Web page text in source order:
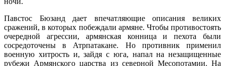
Павстос Бюзанд дает впечатляющие описания великих
сражений, в которых побеждали армяне. Чтобы противостоять
очередной агрессии, армянская конница и пехота были
сосредоточены в Атрпатакане. Но противник применил
военную хитрость и, зайдя с юга, напал на незащищенные
рубежи Армянского царства из северной Месопотамии. На